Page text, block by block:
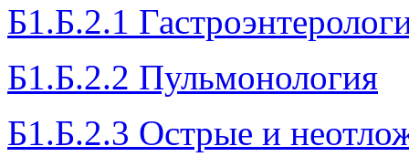
Б1.Б.2.1
Б1.Б.2.2 Пульмонология
Б1.Б.2.3 Острые и